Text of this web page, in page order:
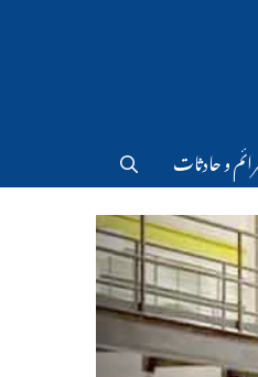
و حادثات